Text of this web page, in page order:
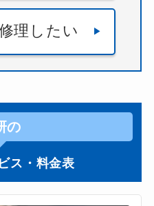
理したい
の
ス・料金表